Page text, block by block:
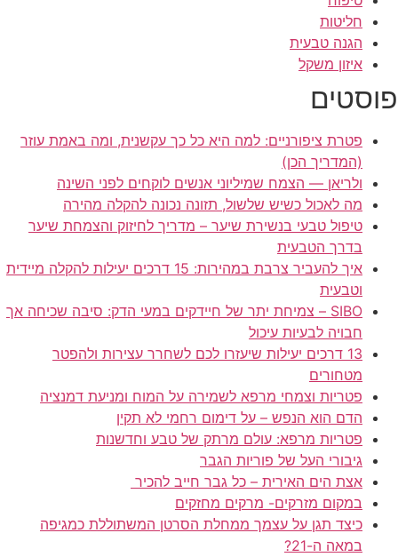
חליטות
הגנה טבעית
איזון משקל
פוסטים
פטרת ציפורניים: למה היא כל כך עקשנית, ומה באמת עוזר
(המדריך הכן)
ולריאן — הצמח שמיליוני אנשים לוקחים לפני השינה
מה לאכול כשיש שלשול, תזונה נכונה להקלה מהירה
טיפול טבעי בנשירת שיער – מדריך לחיזוק והצמחת שיער
בדרך הטבעית
איך להעביר צרבת במהירות: 15 דרכים יעילות להקלה מיידית
וטבעית
SIBO – צמיחת יתר של חיידקים במעי הדק: סיבה שכיחה אך
חבויה לבעיות עיכול
13 דרכים יעילות שיעזרו לכם לשחרר עצירות ולהפטר
מטחורים
פטריות וצמחי מרפא לשמירה על המוח ומניעת דמנציה
הדם הוא הנפש – על דימום רחמי לא תקין
פטריות מרפא: עולם מרתק של טבע וחדשנות
גיבורי העל של פוריות הגבר
אצת הים האירית – כל גבר חייב להכיר
במקום מזרקים- מרקים מחזקים
כיצד תגן על עצמך ממחלת הסרטן המשתוללת כמגיפה
במאה ה-21?